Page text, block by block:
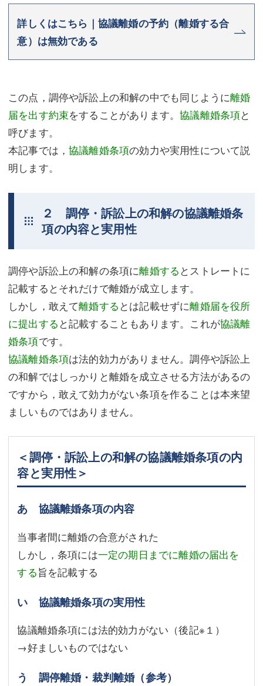
調査・書面作成
債務整理
アクセス
東京事務所 (新宿・四谷)
埼玉事務所 (さいたま市)
川口事務所（埼玉県川口市）
債務整理
マスコミ取材・実績
東京事務所 (新宿・四谷)
埼玉事務所 (さいたま市)
川口事務所（埼玉県川口市）
お問い合せフォーム
詳しくはこちら｜協議離婚の予約（離婚する合
意）は無効である
この点，調停や訴訟上の和解の中でも同じように離婚
届を出す約束をすることがあります。協議離婚条項と
呼びます。
本記事では，協議離婚条項の効力や実用性について説
明します。
２ 調停・訴訟上の和解の協議離婚条
項の内容と実用性
調停や訴訟上の和解の条項に離婚する とストレートに
記載するとそれだけで離婚が成立します。
しかし，敢えて離婚する とは記載せずに離婚届を役所
に提出する と記載することもあります。これが協議離
婚条項です。
協議離婚条項は法的効力がありません。調停や訴訟上
の和解ではしっかりと離婚を成立させる方法があるの
ですから，敢えて効力がない条項を作ることは本来望
ましいものではありません。
＜調停・訴訟上の和解の協議離婚条項の内
容と実用性＞
あ 協議離婚条項の内容
当事者間に離婚の合意がされた
しかし，条項には一定の期日までに離婚の届出を
する旨を記載する
い 協議離婚条項の実用性
協議離婚条項には法的効力がない（後記※１ ）
→好ましいものではない
う 調停離婚・裁判離婚（参考）